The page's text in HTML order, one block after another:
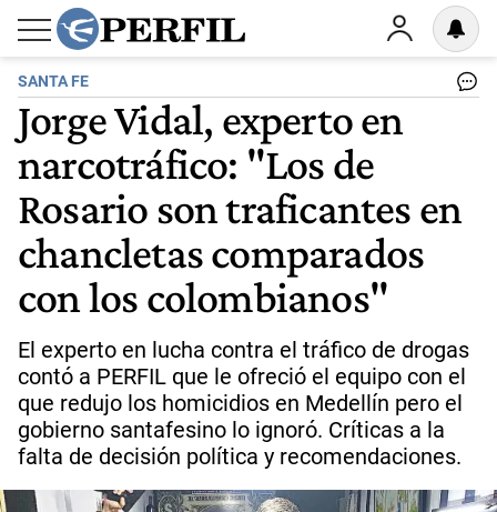
SANTA FE
Jorge Vidal, experto en
narcotráfico: "Los de
Rosario son traficantes en
chancletas comparados
con los colombianos"
El experto en lucha contra el tráfico de drogas
contó a PERFIL que le ofreció el equipo con el
que redujo los homicidios en Medellín pero el
gobierno santafesino lo ignoró. Críticas a la
falta de decisión política y recomendaciones.